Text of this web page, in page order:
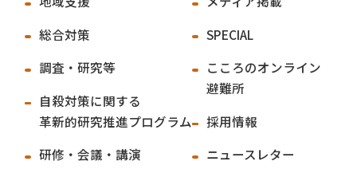
総合対策
調査・研究等
自殺対策に関する
革新的研究推進プログラム
研修・会議・講演
SPECIAL
こころのオンライン
避難所
採用情報
ニュースレター